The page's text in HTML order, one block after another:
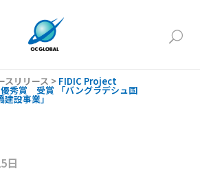
スリリース > FIDIC Project
秀賞 受賞 「バングラデシュ国
建設事業」
日